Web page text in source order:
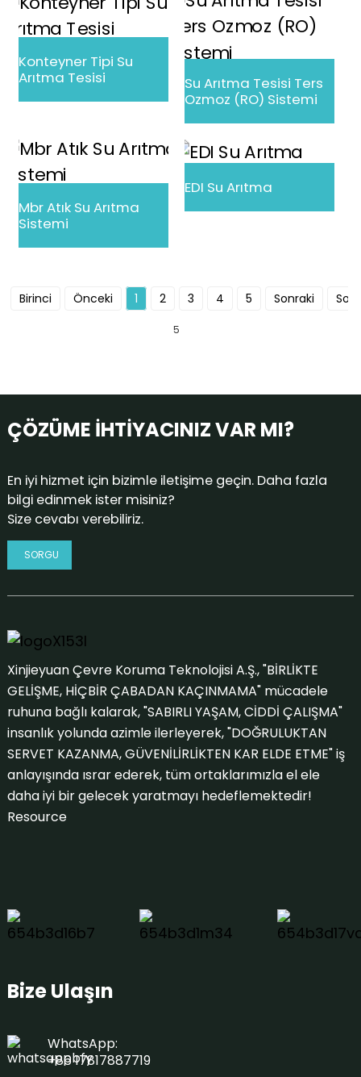
Konteyner Tipi Su
Arıtma Tesisi
Su Arıtma Tesisi Ters
Ozmoz (RO) Sistemi
Mbr Atık Su Arıtma
Sistemi
EDI Su Arıtma
Birinci Önceki 1 2 3 4 5 Sonraki Son
5
ÇÖZÜME İHTİYACINIZ VAR MI?
En iyi hizmet için bizimle iletişime geçin. Daha fazla
bilgi edinmek ister misiniz?
Size cevabı verebiliriz.
SORGU
Xinjieyuan Çevre Koruma Teknolojisi A.Ş., "BİRLİKTE
GELİŞME, HİÇBİR ÇABADAN KAÇINMAMA" mücadele
ruhuna bağlı kalarak, "SABIRLI YAŞAM, CİDDİ ÇALIŞMA"
insanlık yolunda azimle ilerleyerek, "DOĞRULUKTAN
SERVET KAZANMA, GÜVENİLİRLİKTEN KAR ELDE ETME" iş
anlayışında ısrar ederek, tüm ortaklarımızla el ele
daha iyi bir gelecek yaratmayı hedeflemektedir!
Resource
Bize Ulaşın
WhatsApp:
+86 17817887719